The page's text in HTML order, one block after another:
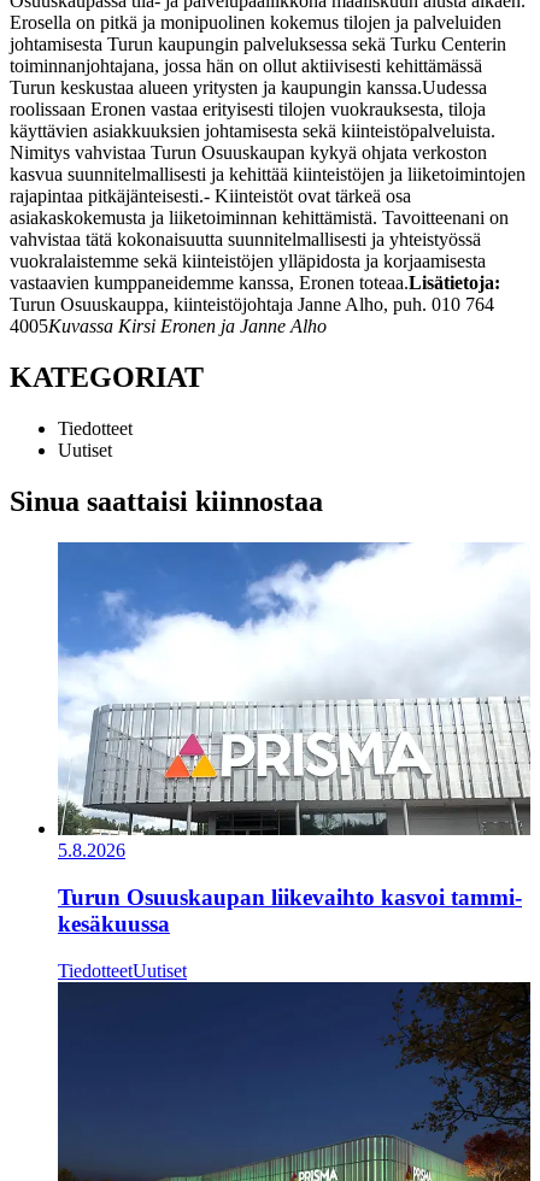
Erosella on pitkä ja monipuolinen kokemus tilojen ja palveluiden
johtamisesta Turun kaupungin palveluksessa sekä Turku Centerin
toiminnanjohtajana, jossa hän on ollut aktiivisesti kehittämässä
Turun keskustaa alueen yritysten ja kaupungin kanssa.Uudessa
roolissaan Eronen vastaa erityisesti tilojen vuokrauksesta, tiloja
käyttävien asiakkuuksien johtamisesta sekä kiinteistöpalveluista.
Nimitys vahvistaa Turun Osuuskaupan kykyä ohjata verkoston
kasvua suunnitelmallisesti ja kehittää kiinteistöjen ja liiketoimintojen
rajapintaa pitkäjänteisesti.- Kiinteistöt ovat tärkeä osa
asiakaskokemusta ja liiketoiminnan kehittämistä. Tavoitteenani on
vahvistaa tätä kokonaisuutta suunnitelmallisesti ja yhteistyössä
vuokralaistemme sekä kiinteistöjen ylläpidosta ja korjaamisesta
vastaavien kumppaneidemme kanssa, Eronen toteaa.Lisätietoja:
Turun Osuuskauppa, kiinteistöjohtaja Janne Alho, puh. 010 764
4005Kuvassa Kirsi Eronen ja Janne Alho
KATEGORIAT
Tiedotteet
Uutiset
Sinua saattaisi kiinnostaa
5.8.2026
Turun Osuuskaupan liikevaihto kasvoi tammi-
kesäkuussa
TiedotteetUutiset